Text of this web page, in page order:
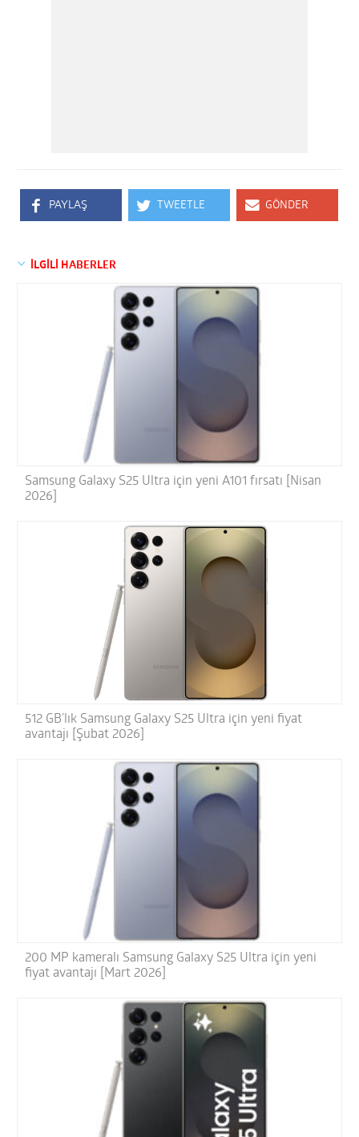
PAYLAŞ TWEETLE GÖNDER
İLGİLİ HABERLER
Samsung Galaxy S25 Ultra için yeni A101 fırsatı [Nisan
2026]
512 GB’lık Samsung Galaxy S25 Ultra için yeni fiyat
avantajı [Şubat 2026]
200 MP kameralı Samsung Galaxy S25 Ultra için yeni
fiyat avantajı [Mart 2026]